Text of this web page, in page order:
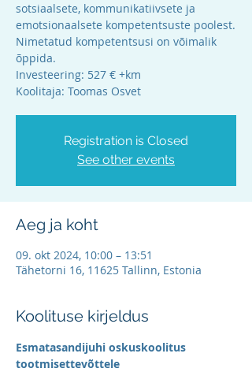
sotsiaalsete, kommunikatiivsete ja
emotsionaalsete kompetentsuste poolest.
Nimetatud kompetentsusi on võimalik
õppida.
Investeering: 527 € +km
Koolitaja: Toomas Osvet
Registration is Closed
See other events
Aeg ja koht
09. okt 2024, 10:00 – 13:51
Tähetorni 16, 11625 Tallinn, Estonia
Koolituse kirjeldus
Esmatasandijuhi oskuskoolitus
tootmisettevõttele